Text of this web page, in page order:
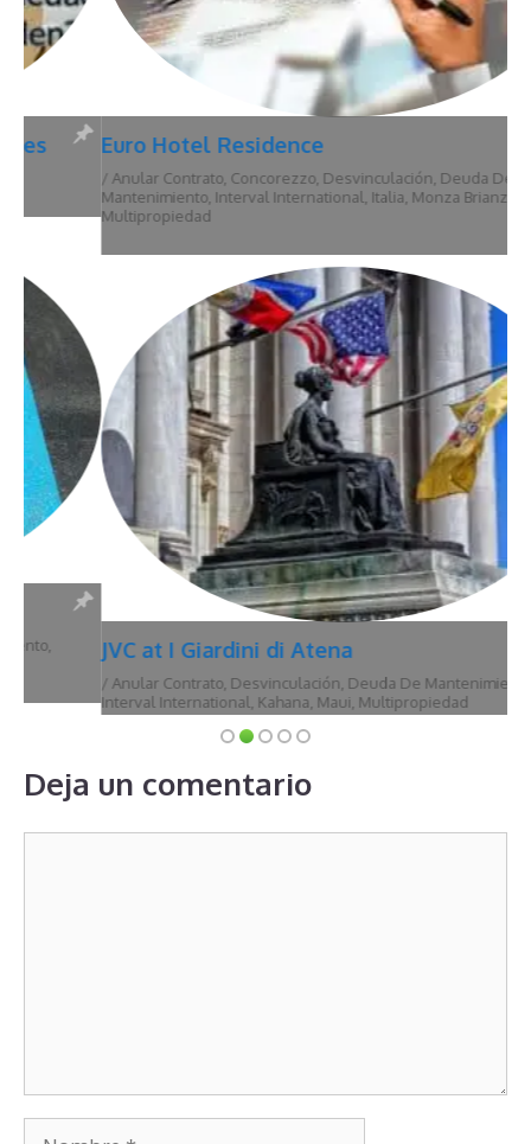
Euro Hotel Residence
Anular Contrato,Concorezzo,Desvinculación,Deuda De
Mantenimiento,Interval International,Italia,Monza Brianza,
Multipropiedad
JVC at I Giardini di Atena
Anular Contrato,Desvinculación,Deuda De Mantenimiento,Hawái,
Interval International,Kahana,Maui,Multipropiedad